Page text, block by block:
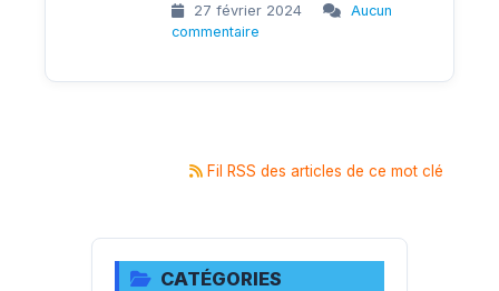
27 février 2024
Aucun
commentaire
Fil RSS des articles de ce mot clé
CATÉGORIES